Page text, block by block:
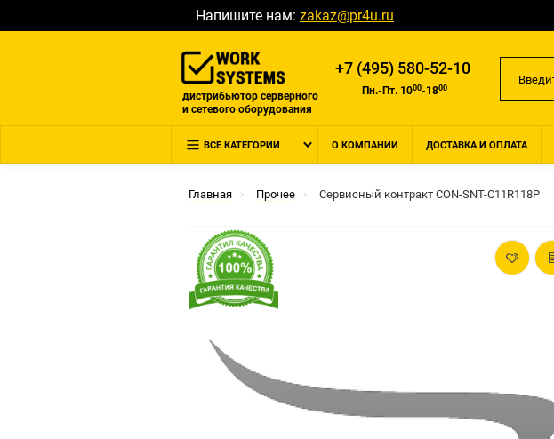
Напишите нам: zakaz@pr4u.ru
дистрибьютор серверного
и сетевого оборудования
+7 (495) 580-52-10
Пн.-Пт. 1000-1800
ВСЕ КАТЕГОРИИ О КОМПАНИИ ДОСТАВКА И ОПЛАТА
Главная Прочее Сервисный контракт CON-SNT-C11R118P